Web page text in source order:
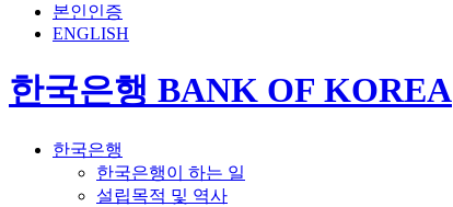
본인인증
ENGLISH
한국은행 BANK OF KOREA
한국은행
한국은행이 하는 일
설립목적 및 역사